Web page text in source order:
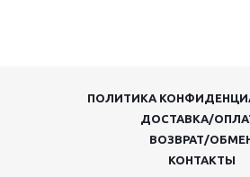
ПОЛИТИКА
ДОСТАВКА/
ВОЗВРАТ/
КОНТАКТЫ